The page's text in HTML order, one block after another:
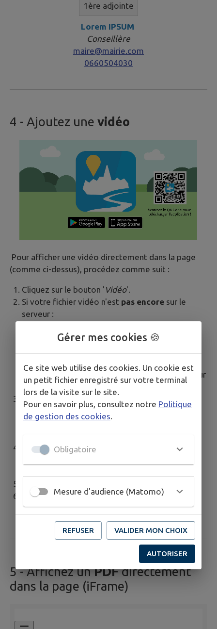
1ère adjointe​​​​​
Lorem IPSUM
Conseillère
maire@mairie.com
0660504030
4 - Ajoutez une vidéo
Pour afficher une vidéo directement dans la page
(comme ci-dessus), procédez comme suit :
Cliquez sur le bouton ' Vidéo'.
Si votre fichier vidéo n'est pas encore sur le
serveur :
Cliquez sur le bouton "Choisir un fichier"
ordinateur (.mp4, .avi, ...)
Enfin, cliquez sur "Envoyer sur le serveur" pour
envoyer le fichier sur le serveur.
Si votre fichier vidéo est
déjà
sur le serveur :
Cliquez sur le bouton "Parcourir le serveur"
Sélectionnez le fichier vidéo à ajouter puis
Réglez les différents paramètres (lecture
Prévisualisez le contenu que vous venez
d'ajouter en cliquant sur le bouton de
prévisualisation
5- Affichez unPDFdirectement
dans la page (iFrame)
Gérer mes cookies 🍪
Ce site web utilise des cookies. Un cookie est
un petit fichier enregistré sur votre terminal
lors de la visite sur le site.
Pour en savoir plus, consultez notre Politique
de gestion des cookies
Obligatoire
Mesure d'audience (Matomo)
REFUSER VALIDER MON CHOIX
AUTORISER